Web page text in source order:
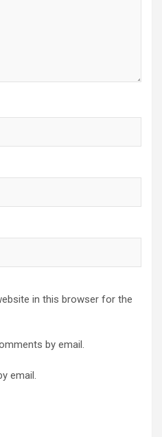
in this browser for the
by email.
email.